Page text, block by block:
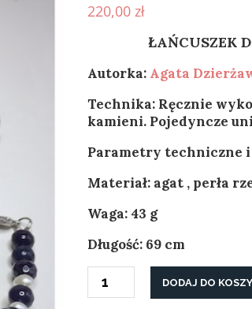
220,00 zł
ŁAŃCUSZEK
Autorka: Agata
Technika: Ręcznie
kamieni. Pojedyncze
Parametry techniczne
Materiał: agat , perła
Waga: 43 g
Długość: 69 cm
ŁAŃCUSZEK
DO
DODAJ DO